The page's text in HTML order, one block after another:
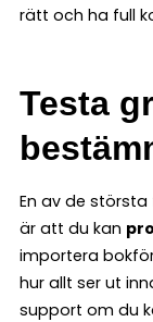
rätt och ha full
Testa
En av de
är att du kan
importera
hur allt ser ut
support om du